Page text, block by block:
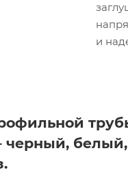
и
черный,